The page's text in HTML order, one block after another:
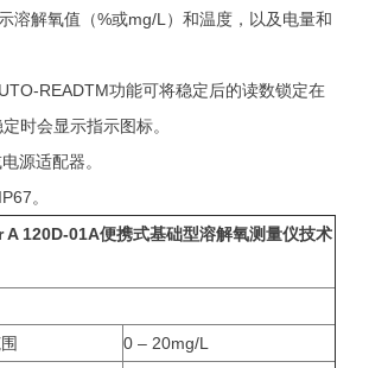
溶解氧值（%或mg/L）和温度，以及电量和
READTM功能可将稳定后的读数锁定在
时会显示指示图标。
源适配器。
。
A 120D-01A便携式基础型溶解氧测量仪技术
0 – 20mg/L